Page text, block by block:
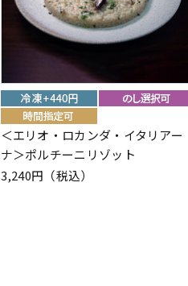
＜エリオ・ロカンダ・イタリアー
ナ＞ポルチーニリゾット
3,240円（税込）